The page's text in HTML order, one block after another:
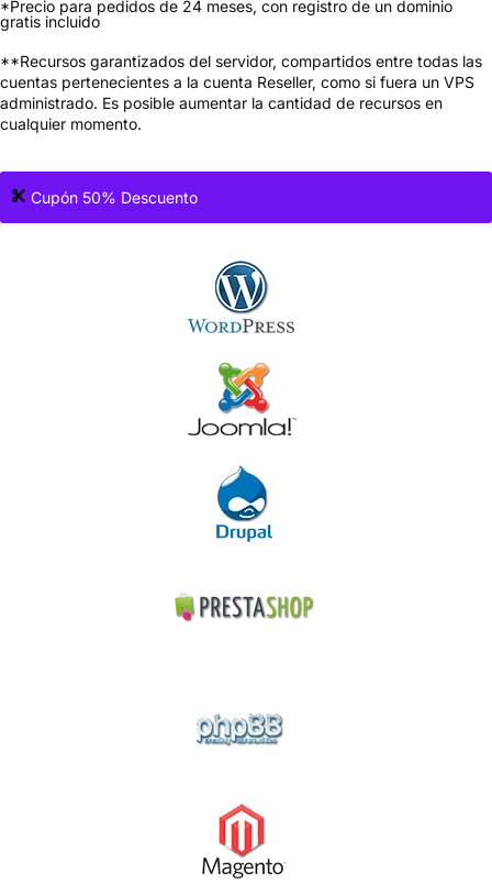
*Precio para pedidos de 24 meses, con registro de un dominio
gratis incluido
**Recursos garantizados del servidor, compartidos entre todas las
cuentas pertenecientes a la cuenta Reseller, como si fuera un VPS
administrado. Es posible aumentar la cantidad de recursos en
cualquier momento.
Cupón 50% Descuento
50DTO